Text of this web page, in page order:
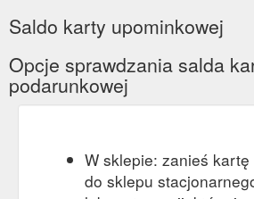
Saldo karty upominkowej
Opcje sprawdzania salda
podarunkowej
W sklepie: zanieś
do sklepu